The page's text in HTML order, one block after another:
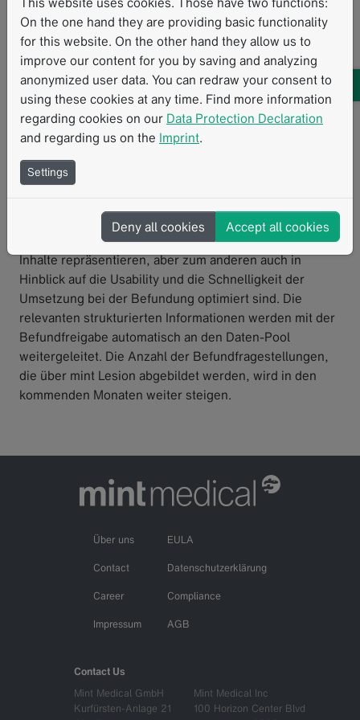
Nikolaou angehalten, strukturierte Daten aus der
klinischen Routine in den gemeinsamen Daten-Pool zu
liefern.
Die derzeit gängige Befundung in der Radiologie über
das Prosa-Diktat kann diesen Anforderungen nicht
gerecht werden, da die Befundinformationen nicht
strukturiert vorliegen und somit nicht maschinenlesbar
weitergegeben werden können.
In Zusammenarbeit mit Mint Medical wurden für
ausgewählte Befundfragestellungen Befundprofile in
mint Lesion entwickelt, die zum einen die geforderten
Inhalte repräsentieren, aber zum anderen auch in
Hinblick auf die Usability und die Schnelligkeit der
Umsetzung bei der Befundung optimiert sind. Die
relevanten strukturierten Informationen werden mit der
Befundfreigabe automatisch an den Daten-Pool
weitergeleitet. Die Anzahl der Befundfragestellungen,
die über mint Lesion abgebildet werden, wird in den
kommenden Monaten weiter steigen.
Über uns
Contact
Career
Impressum
EULA
Datenschutzerklärung
Compliance
AGB
Contact Us
Mint Medical GmbH
Kurfürsten-Anlage 21
Mint Medical Inc
100 Horizon Center Blvd
On the one hand they are providing basic functionality
for this website. On the other hand they allow us to
improve our content for you by saving and analyzing
anonymized user data. You can redraw your consent to
using these cookies at any time. Find more information
regarding cookies on our Data Protection Declaration
and regarding us on the Imprint.
Settings
Deny all cookies Accept all cookies